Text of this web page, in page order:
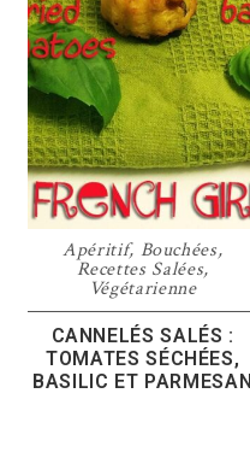
Apéritif, Bouchées,
Recettes Salées,
Végétarienne
CANNELÉS SALÉS :
TOMATES SÉCHÉES,
BASILIC ET PARMESAN